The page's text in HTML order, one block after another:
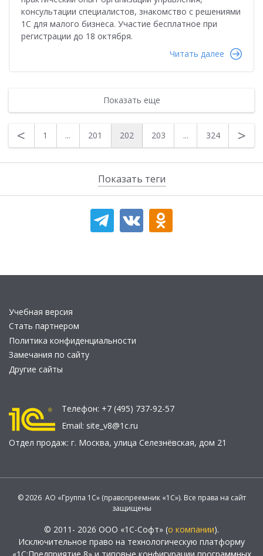
Показать теги
консультации специалистов, знакомство с решениями
1С для малого бизнеса. Участие бесплатное при
регистрации до 18 октября.
Читать далее
Показать еще
< 1 ... 201 202 203 ... 324 >
Учебная версия
Стать партнером
Политика конфиденциальности
Замечания по сайту
Другие сайты
Телефон: +7 (495) 737-92-57
Email: site_v8@1c.ru
Отдел продаж: г. Москва, улица Селезнёвская, дом 21
© 2026 АО «Группа 1С» (правопреемник «1С»). Все права на сайт
защищены
© 2011- 2026 ООО «1С-Софт» (о компании).
Исключительное право на технологическую платформу